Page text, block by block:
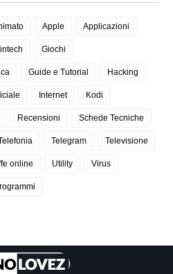
Apple Applicazioni
Giochi
Guide e Tutorial Hacking
Internet Kodi
Recensioni Schede Tecniche
Telegram Televisione
online Utility Virus